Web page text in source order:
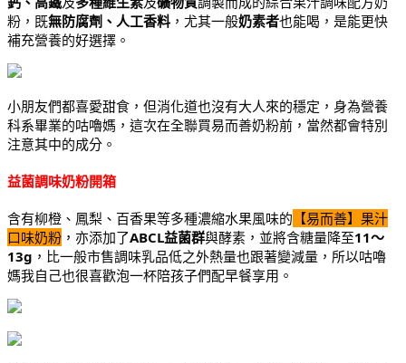
粉，既無防腐劑、人工香料 ，尤其一般奶素者也能喝，是能更快
補充營養的好選擇。
小朋友們都喜愛甜食，但消化道也沒有大人來的穩定，身為營養
科系畢業的咕嚕媽，這次在全聯買易而善奶粉前，當然都會特別
注意其中的成分。
益菌調味奶粉開箱
含有柳橙、鳳梨、百香果等多種濃縮水果風味的 【易而善】果汁
口味奶粉 ，亦添加了ABCL益菌群與酵素 ，並將含糖量降至11～
13g ，比一般市售調味乳品低之外熱量也跟著變減量，所以咕嚕
媽我自己也很喜歡泡一杯陪孩子們配早餐享用。